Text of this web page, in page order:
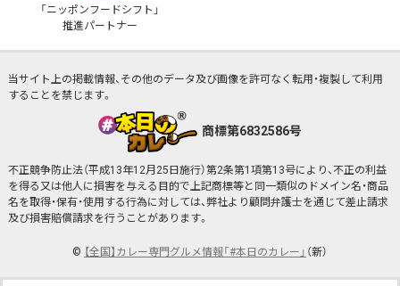
「ニッポンフードシフト」
推進パートナー
当サイト上の掲載情報、その他のデータ及び画像を許可なく転用・複製して利用
することを禁じます。
商標第6832586号
不正競争防止法（平成13年12月25日施行）第2条第1項第13号により、不正の利益
を得る又は他人に損害を与える目的で上記商標等と同一類似のドメイン名・商品
名を取得・保有・使用する行為に対しては、弊社より顧問弁護士を通じて差止請求
及び損害賠償請求を行うことがあります。
© 【全国】カレー専門グルメ情報「#本日のカレー」 （新）